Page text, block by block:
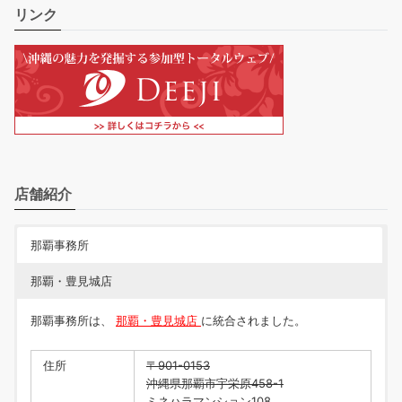
リンク
店舗紹介
那覇事務所
那覇・豊見城店
那覇事務所は、 那覇・豊見城店 に統合されました。
住所
〒901-0153
沖縄県那覇市宇栄原458-1